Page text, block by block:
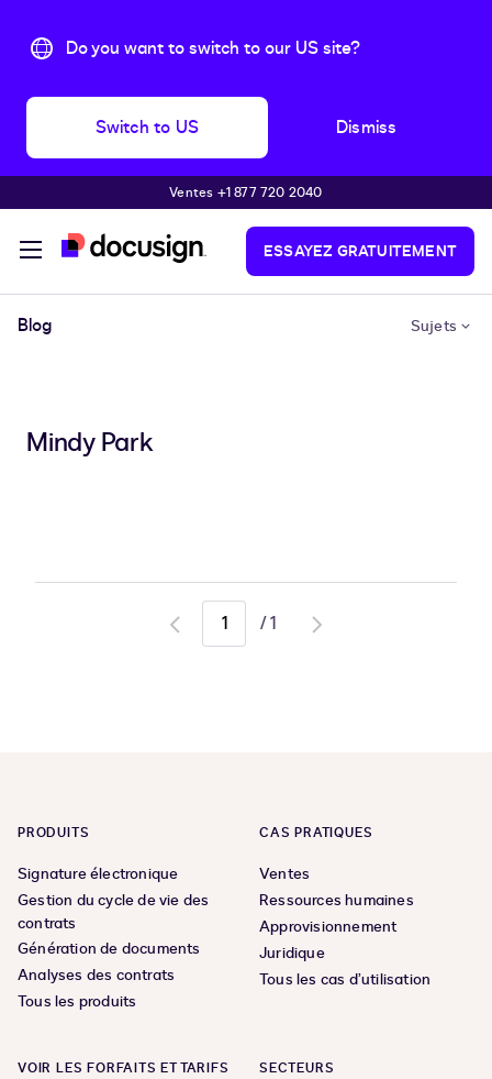
Do you want to switch to our US site?
Switch to US Dismiss
Passer au contenu principalVentes +1 877 720 2040
ESSAYEZ GRATUITEMENT
Blog Sujets
Mindy Park
Go
/1
Go
PRODUITS
Signature électronique
Gestion du cycle de vie des
contrats
Génération de documents
Analyses des contrats
Tous les produits
CAS PRATIQUES
Ventes
Ressources humaines
Approvisionnement
Juridique
Tous les cas d’utilisation
VOIR LES FORFAITS ET TARIFS SECTEURS